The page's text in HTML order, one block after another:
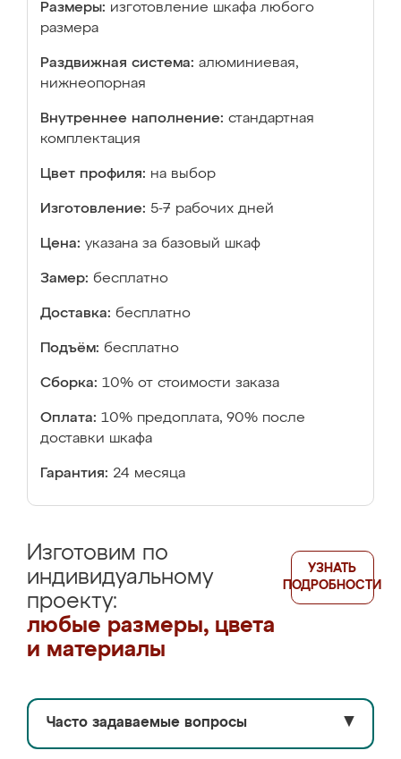
Размеры: изготовление шкафа любого
размера
Раздвижная система: алюминиевая,
нижнеопорная
Внутреннее наполнение: стандартная
комплектация
Цвет профиля: на выбор
Изготовление: 5-7 рабочих дней
Цена: указана за базовый шкаф
Замер: бесплатно
Доставка: бесплатно
Подъём: бесплатно
Сборка: 10% от стоимости заказа
Оплата: 10% предоплата, 90% после
доставки шкафа
Гарантия: 24 месяца
Изготовим по
индивидуальному
проекту:
любые размеры, цвета
и материалы
УЗНАТЬ
ПОДРОБНОСТИ
Часто задаваемые вопросы ▼